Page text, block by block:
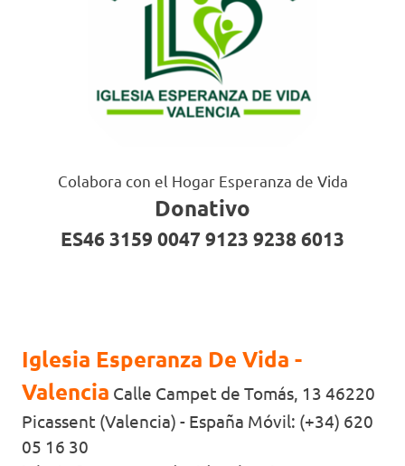
Colabora con el Hogar Esperanza de Vida
Donativo
ES46 3159 0047 9123 9238 6013
Iglesia Esperanza De Vida -
Valencia Calle Campet de Tomás, 13 46220
Picassent (Valencia) - España Móvil: (+34) 620
05 16 30